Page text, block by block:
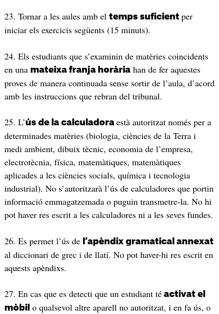
23. Tornar a les aules amb el temps suficient per
iniciar els exercicis següents (15 minuts).
24. Els estudiants que s’examinin de matèries coincidents
en una mateixa franja horàriahan de fer aquestes
proves de manera continuada sense sortir de l’aula, d’acord
amb les instruccions que rebran del tribunal.
25. L’ús de la calculadora està autoritzat només per a
determinades matèries (biologia, ciències de la Terra i
medi ambient, dibuix tècnic, economia de l’empresa,
electrotècnia, física, matemàtiques, matemàtiques
aplicades a les ciències socials, química i tecnologia
industrial). No s’autoritzarà l’ús de calculadores que portin
informació emmagatzemada o puguin transmetre-la. No hi
pot haver res escrit a les calculadores ni a les seves fundes.
26. Es permet l’ús de l’apèndix gramatical annexat
al diccionari de grec i de llatí. No pot haver-hi res escrit en
aquests apèndixs.
27. En cas que es detecti que un estudiant téactivat el
mòbil o qualsevol altre aparell no autoritzat, i en fa ús, o